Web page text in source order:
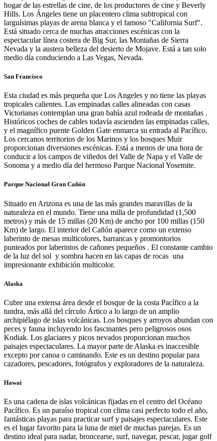
hogar de las estrellas de cine, de los productores de cine y Beverly
Hills. Los Ángeles tiene un placentero clima subtropical con
larguísimas playas de arena blanca y el famoso "California Surf".
Está situado cerca de muchas atracciones escénicas con la
espectacular línea costera de Big Sur, las Montañas de Sierra
Nevada y la austera belleza del desierto de Mojave. Está a tan solo
medio día conduciendo a Las Vegas, Nevada.
San Francisco
Esta ciudad es más pequeña que Los Angeles y no tiene las playas
tropicales calientes. Las empinadas calles alineadas con casas
Victorianas contemplan una gran bahía azul rodeada de montañas .
Históricos coches de cables todavía ascienden las empinadas calles,
y el magnífico puente Golden Gate enmarca su entrada al Pacífico.
Los cercanos territorios de los Marinos y los bosques Muir
proporcionan diversiones escénicas. Está a menos de una hora de
conducir a los campos de viñedos del Valle de Napa y el Valle de
Sonoma y a medio día del hermoso Parque Nacional Yosemite.
Parque Nacional Gran Cañón
Situado en Arizona es una de las más grandes maravillas de la
naturaleza en el mundo. Tiene una milla de profundidad (1,500
metros) y más de 15 millas (20 Km) de ancho por 100 millas (150
Km) de largo. El interior del Cañón aparece como un extenso
laberinto de mesas multicolores, barrancas y promontorios
punteados por laberintos de cañones pequeños . El constante cambio
de la luz del sol y sombra hacen en las capas de rocas una
impresionante exhibición multicolor.
Alaska
Cubre una extensa área desde el bosque de la costa Pacífico a la
tundra, más allá del círculo Ártico a lo largo de un amplio
archipiélago de islas volcánicas. Los bosques y arroyos abundan con
peces y fauna incluyendo los fascinantes pero peligrosos osos
Kodiak. Los glaciares y picos nevados proporcionan muchos
paisajes espectaculares. La mayor parte de Alaska es inaccesible
excepto por canoa o caminando. Este es un destino popular para
cazadores, pescadores, fotógrafos y exploradores de la naturaleza.
Hawai
Es una cadena de islas volcánicas fijadas en el centro del Océano
Pacífico. Es un paraíso tropical con clima casi perfecto todo el año,
fantásticas playas para practicar surf y paisajes espectaculares. Este
es el lugar favorito para la luna de miel de muchas parejas. Es un
destino ideal para nadar, broncearse, surf, navegar, pescar, jugar golf